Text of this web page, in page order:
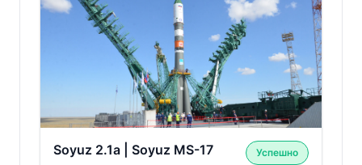
Soyuz 2.1a | Soyuz MS-17 Успешно